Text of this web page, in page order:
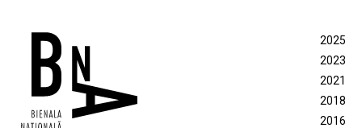
2025
2023
2021
2018
2016